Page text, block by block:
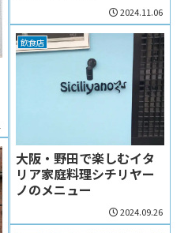
2024.11.06
飲食店
大阪・野田で楽しむイタ
リア家庭料理シチリヤー
ノのメニュー
2024.09.26